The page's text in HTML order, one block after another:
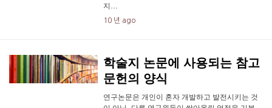
지…
10 년 ago
학술지 논문에 사용되는 참고
문헌의 양식
연구논문은 개인이 혼자 개발하고 발전시키는 것